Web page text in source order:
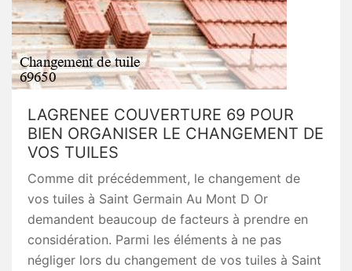
LAGRENEE COUVERTURE 69 POUR
BIEN ORGANISER LE CHANGEMENT DE
VOS TUILES
Comme dit précédemment, le changement de
vos tuiles à Saint Germain Au Mont D Or
demandent beaucoup de facteurs à prendre en
considération. Parmi les éléments à ne pas
négliger lors du changement de vos tuiles à Saint